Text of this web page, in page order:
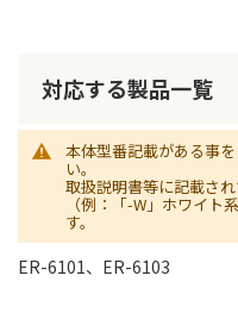
対応する製品一覧
本体型番記載がある事
い。
取扱説明書等に記載さ
（例：「-W」ホワイト
す。
ER-6101、ER-6103